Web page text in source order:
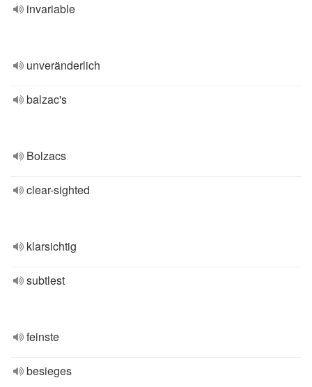
invariable
unveränderlich
balzac's
Bolzacs
clear-sighted
klarsichtig
subtlest
feinste
besieges